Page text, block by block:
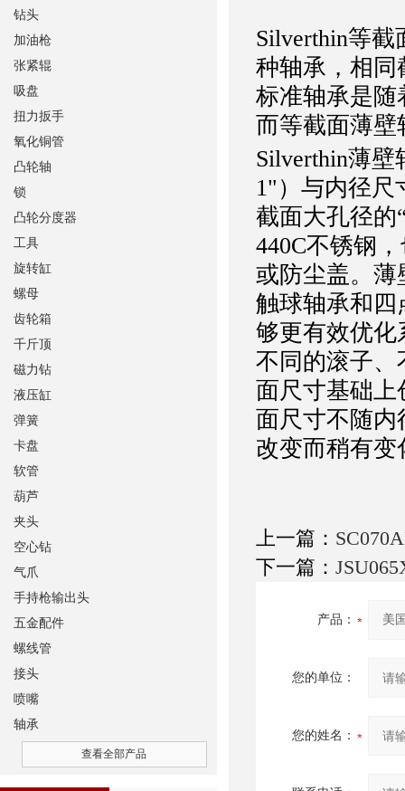
Silverthin等
种轴承，相同
标准轴承是随
而等截面薄壁
Silverthin薄
1"）与内径尺
截面大孔径的
440C不锈钢
或防尘盖。薄
触球轴承和四
够更有效优化
不同的滚子、
面尺寸基础上
面尺寸不随内
改变而稍有变
上一篇：
下一篇：
产品：
您的单位：
您的姓名：
钻头
加油枪
张紧辊
吸盘
扭力扳手
氧化铜管
凸轮轴
锁
凸轮分度器
工具
旋转缸
螺母
齿轮箱
千斤顶
磁力钻
液压缸
弹簧
卡盘
软管
葫芦
夹头
空心钻
气爪
手持枪输出头
五金配件
螺线管
接头
喷嘴
轴承
查看全部产品